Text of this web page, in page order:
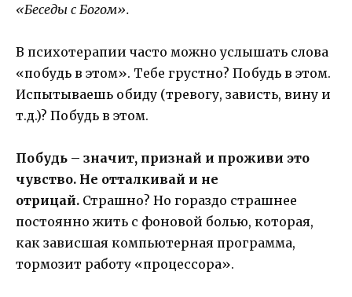
«Беседы с Богом».
В психотерапии часто можно услышать слова
«побудь в этом». Тебе грустно? Побудь в этом.
Испытываешь обиду (тревогу, зависть, вину и
т.д.)? Побудь в этом.
Побудь – значит, признай и проживи это
чувство. Не отталкивай и не
отрицай. Страшно? Но гораздо страшнее
постоянно жить с фоновой болью, которая,
как зависшая компьютерная программа,
тормозит работу «процессора».